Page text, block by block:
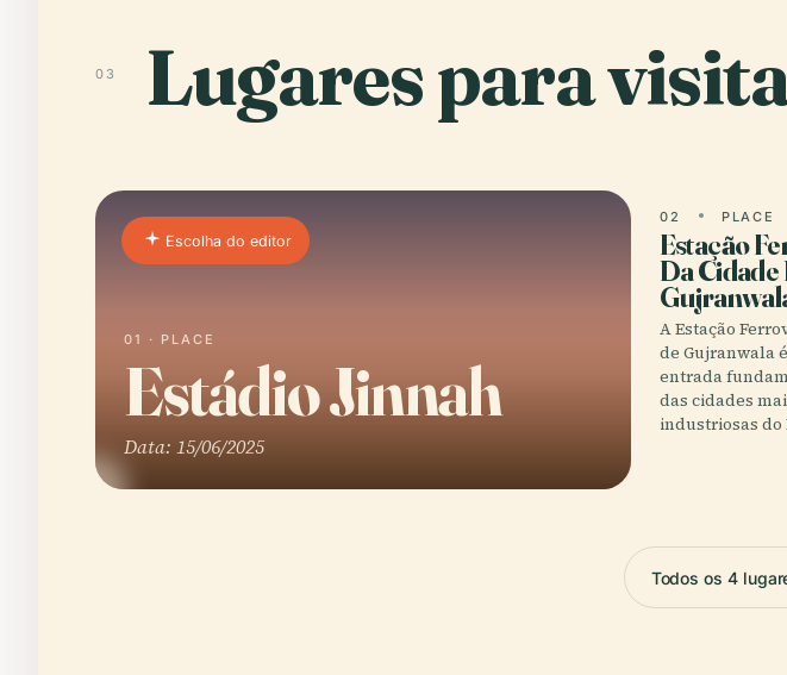
03 Lugares para
Escolha do editor
01 · PLACE
Estádio Jinnah
Data: 15/06/2025
02 PLACE
Estação
Da Cidade
A Estação
de Gujranwala
entrada
das cidades
industriosas do
Todos os 4